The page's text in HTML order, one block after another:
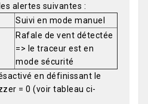
alertes suivantes :
Suivi en mode manuel
Rafale de vent détectée
=> le traceur est en
mode sécurité
en définissant le
= 0 (voir tableau ci-